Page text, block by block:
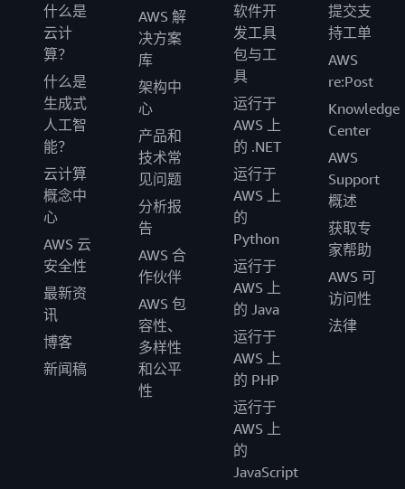
什么是
云计
算？
什么是
生成式
人工智
能？
云计算
概念中
心
AWS 云
安全性
最新资
讯
博客
新闻稿
AWS 解
决方案
库
架构中
心
产品和
技术常
见问题
分析报
告
AWS 合
作伙伴
AWS 包
容性、
多样性
和公平
性
软件开
发工具
包与工
具
运行于
AWS 上
的 .NET
运行于
AWS 上
的
Python
运行于
AWS 上
的 Java
运行于
AWS 上
的 PHP
运行于
AWS 上
的
JavaScript
提交支
持工单
AWS
re:Post
Knowledge
Center
AWS
Support
概述
获取专
家帮助
AWS 可
访问性
法律